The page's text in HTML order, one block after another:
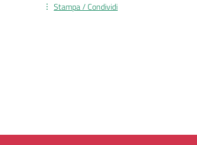
Stampa / Condividi